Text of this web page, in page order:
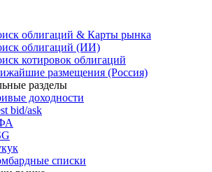
облигаций & Карты рынка
облигаций (ИИ)
котировок облигаций
размещения (Россия)
разделы
доходности
bid/ask
списки